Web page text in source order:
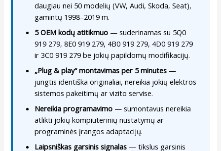
daugiau nei 50 modelių (VW, Audi, Skoda, Seat),
gamintų 1998–2019 m.
5 OEM kodų atitikmuo — suderinamas su 5Q0
919 279, 8E0 919 279, 4B0 919 279, 4D0 919 279
ir 3C0 919 279 be jokių papildomų modifikacijų.
„Plug & play“ montavimas per 5 minutes —
jungtis identiška originaliai, nereikia jokių elektros
sistemos pakeitimų ar vizito servise.
Nereikia programavimo — sumontavus nereikia
atlikti jokių kompiuterinių nustatymų ar
programinės įrangos adaptacijų.
Laipsniškas garsinis signalas — tikslus garsinis